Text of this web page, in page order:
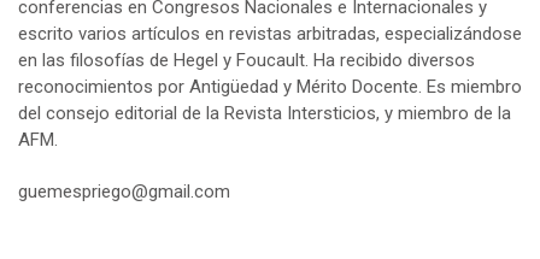
conferencias en Congresos Nacionales e Internacionales y
escrito varios artículos en revistas arbitradas, especializándose
en las filosofías de Hegel y Foucault. Ha recibido diversos
reconocimientos por Antigüedad y Mérito Docente. Es miembro
del consejo editorial de la Revista Intersticios, y miembro de la
AFM.
guemespriego@gmail.com